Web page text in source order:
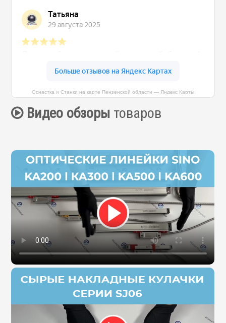
Оснастка и Станки на карте Пензенской области — Яндекс Карты
Видео обзоры товаров